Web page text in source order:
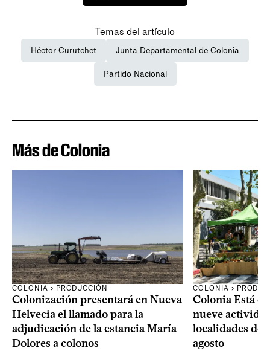
Temas del artículo
Héctor Curutchet Junta Departamental de Colonia
Partido Nacional
Más de Colonia
COLONIA › PRODUCCIÓN
Colonización presentará en Nueva
Helvecia el llamado para la
adjudicación de la estancia María
Dolores a colonos
COLONIA ›
Colonia Está
nueve
localidades del
agosto